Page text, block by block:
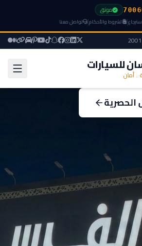
موثق
| الشروط والأحكام| تواصل معنا
للسيارات
.. أمان